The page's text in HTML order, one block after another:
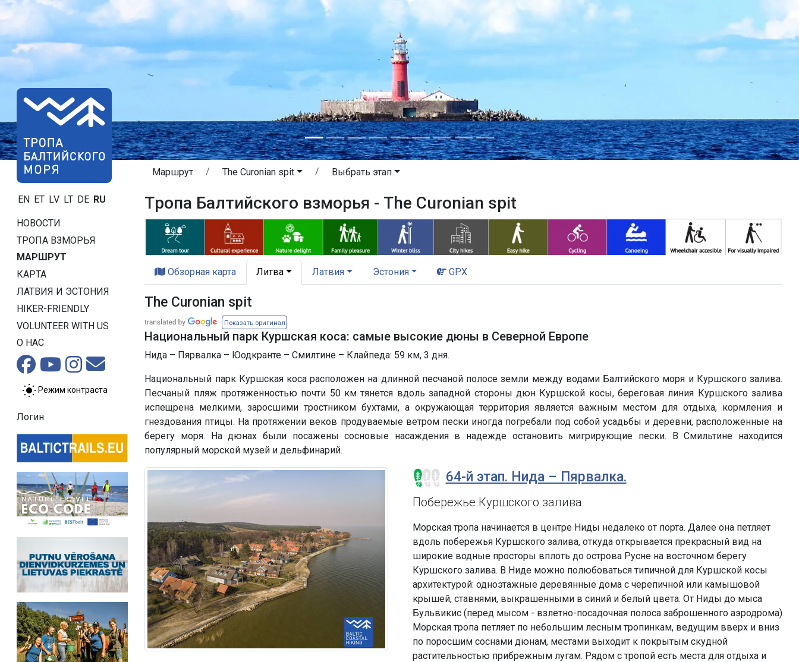
EN ET LV LT DE RU
НОВОСТИ
ТРОПA ВЗМОРЬЯ
МАРШРУТ
КАРТА
ЛАТВИЯ И ЭСТОНИЯ
HIKER-FRIENDLY
VOLUNTEER WITH US
О НАС
Режим контраста
Логин
Маршрут The Curonian spit Выбрать этап
Tропa Балтийского взморья - The Curonian spit
Обзорная карта Литва Латвия Эстония GPX
The Curonian spit
Показать оригинал
Национальный парк Куршская коса: самые высокие дюны в Северной Европе
Нида – Пярвалка – Юодкранте – Смилтине – Клайпеда: 59 км, 3 дня.
Национальный парк Куршская коса расположен на длинной песчаной полосе земли между водами Балтийского моря и Куршского залива.
Песчаный пляж протяженностью почти 50 км тянется вдоль западной стороны дюн Куршской косы, береговая линия Куршского залива
испещрена мелкими, заросшими тростником бухтами, а окружающая территория является важным местом для отдыха, кормления и
гнездования птицы. На протяжении веков продуваемые ветром пески иногда погребали под собой усадьбы и деревни, расположенные на
берегу моря. На дюнах были посажены сосновые насаждения в надежде остановить мигрирующие пески. В Смильтине находится
популярный морской музей и дельфинарий.
64-й этап. Нида – Пярвалка.
Побережье Куршского залива
Морская тропа начинается в центре Ниды недалеко от порта. Далее она петляет
вдоль побережья Куршского залива, откуда открывается прекрасный вид на
широкие водные просторы вплоть до острова Русне на восточном берегу
Куршского залива. В Ниде можно полюбоваться типичной для Куршской косы
архитектурой: одноэтажные деревянные дома с черепичной или камышовой
крышей, ставнями, выкрашенными в синий и белый цвета. От Ниды до мыса
Бульвикис (перед мысом - взлетно-посадочная полоса заброшенного аэродрома)
Морская тропа петляет по небольшим лесным тропинкам, ведущим вверх и вниз
по поросшим соснами дюнам, местами выходит к покрытым скудной
растительностью прибрежным лугам. Рядом с тропой есть места для отдыха и